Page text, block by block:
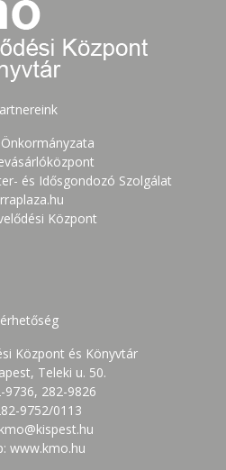
és Idősgondozó Szolgálat
Központ
Központ és Könyvtár
Teleki u. 50.
9736, 282-9826
9752/0113
www.kmo.hu